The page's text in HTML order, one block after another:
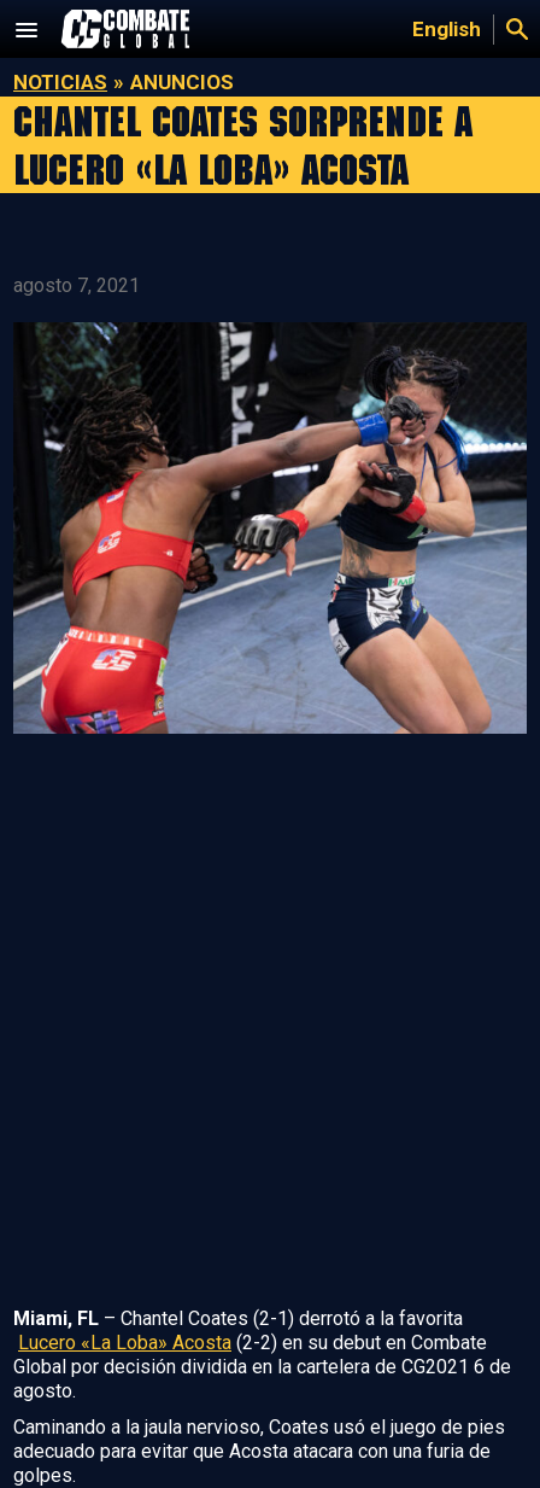
contenido
English
NOTICIAS » ANUNCIOS
Chantel Coates Sorprende a
Lucero «La Loba» Acosta
agosto 7, 2021
Miami, FL – Chantel Coates (2-1) derrotó a la favorita
Lucero «La Loba» Acosta (2-2) en su debut en Combate
Global por decisión dividida en la cartelera de CG2021 6 de
agosto.
Caminando a la jaula nervioso, Coates usó el juego de pies
adecuado para evitar que Acosta atacara con una furia de
golpes.